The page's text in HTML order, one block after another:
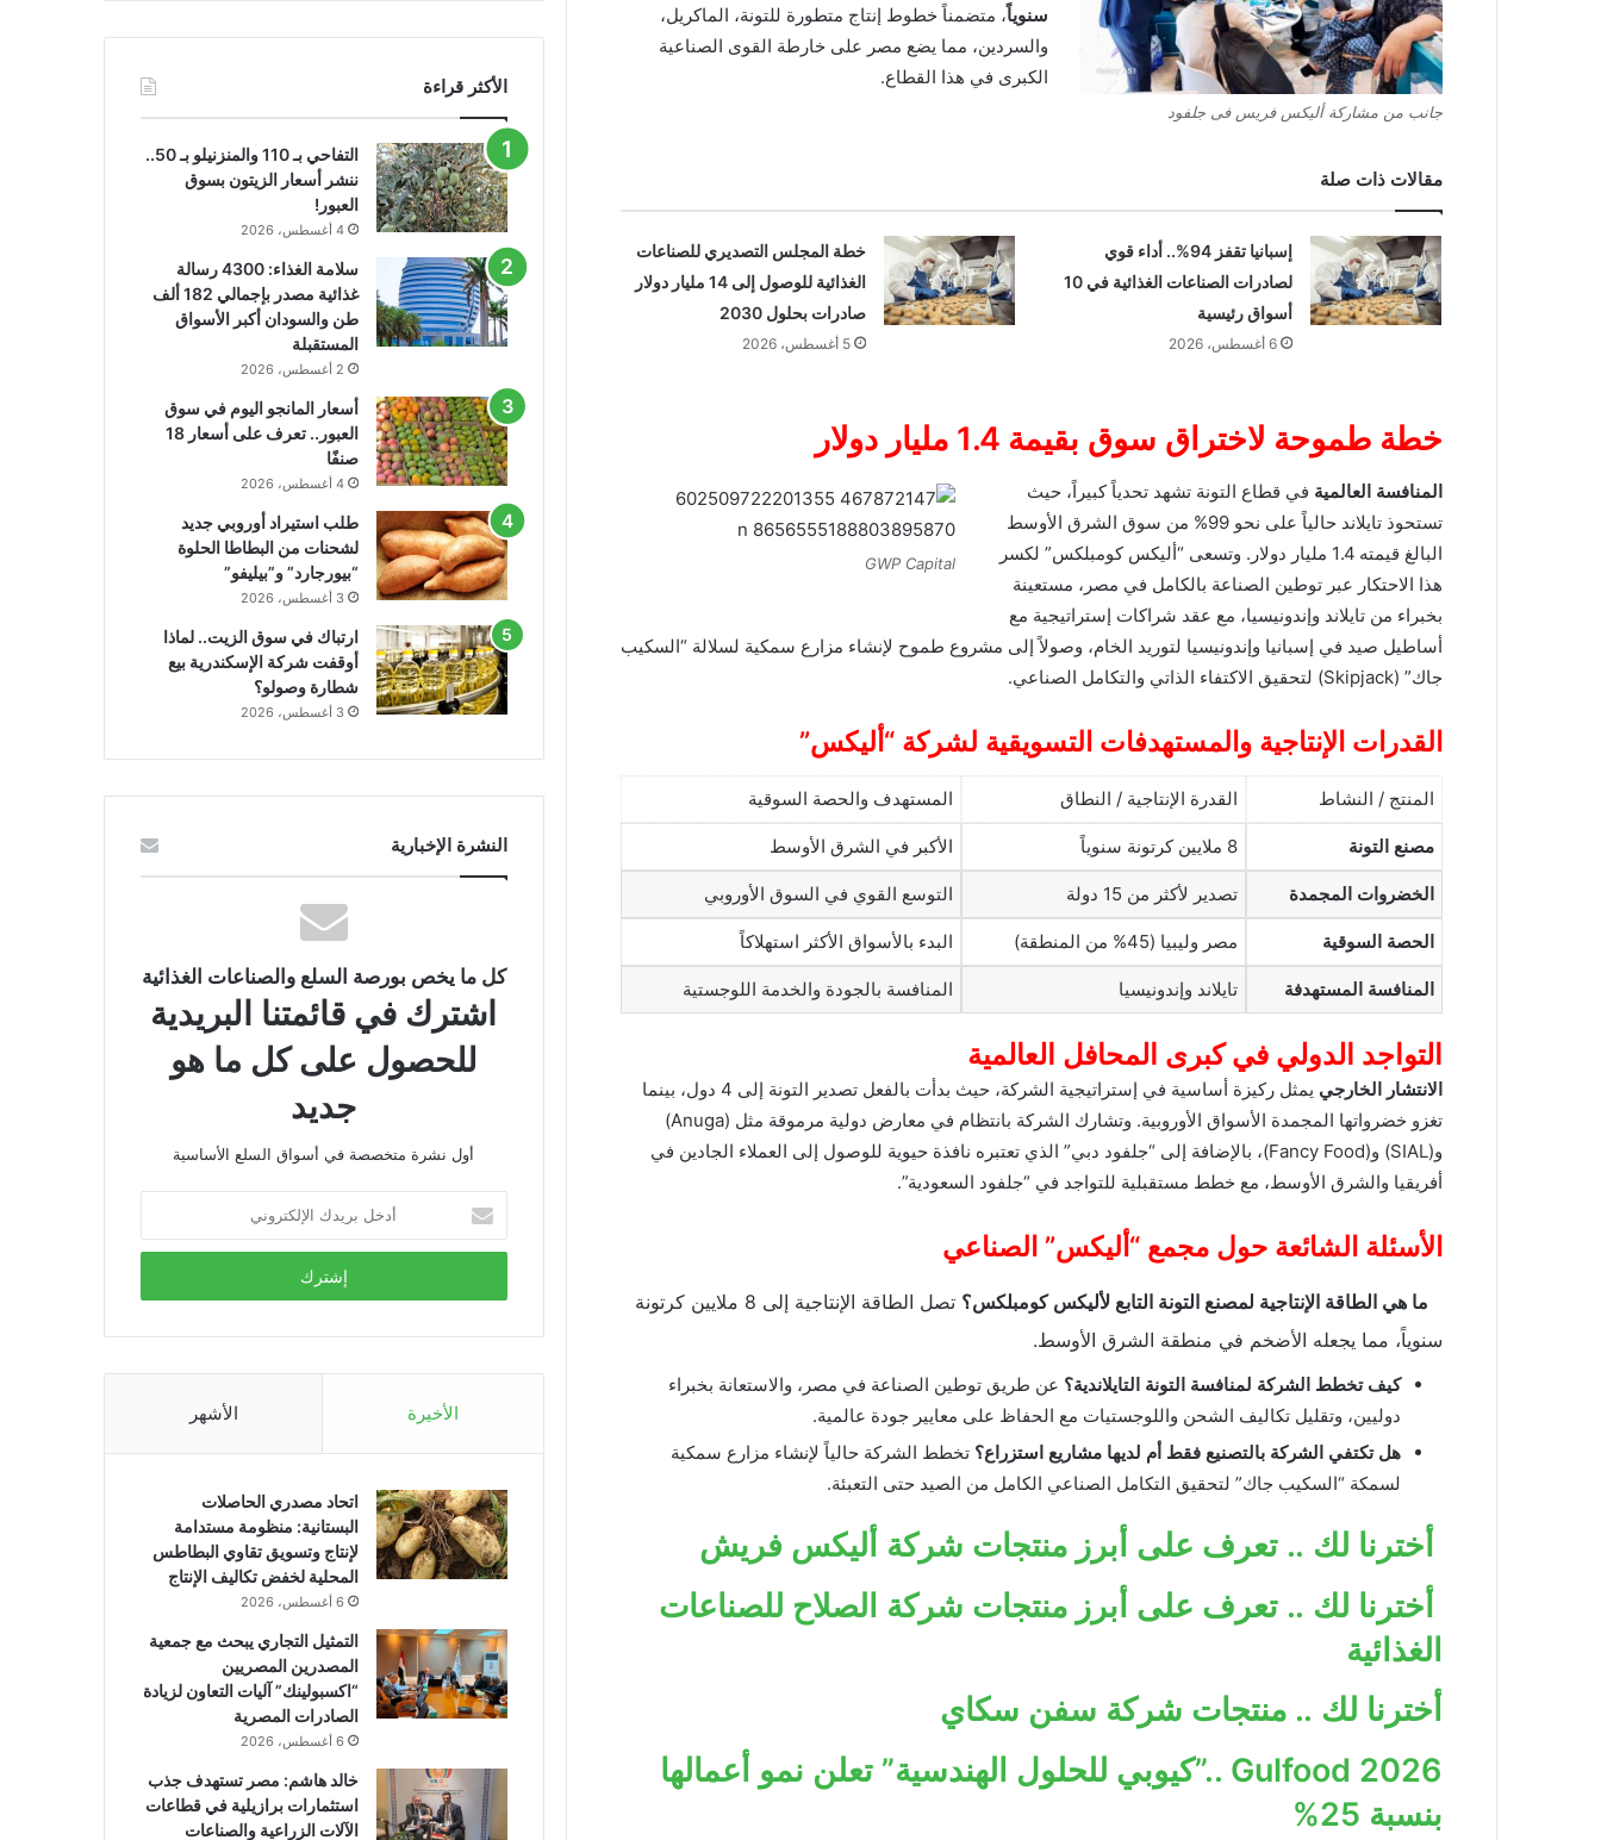
جانب من مشاركة أليكس فريس فى جلفود
سنوياً، متضمناً خطوط إنتاج متطورة للتونة، الماكريل،
والسردين، مما يضع مصر على خارطة القوى الصناعية
الكبرى في هذا القطاع.
مقالات ذات صلة
إسبانيا تقفز 94%.. أداء قوي
لصادرات الصناعات الغذائية في 10
أسواق رئيسية
6 أغسطس، 2026
خطة المجلس التصديري للصناعات
الغذائية للوصول إلى 14 مليار دولار
صادرات بحلول 2030
5 أغسطس، 2026
خطة طموحة لاختراق سوق بقيمة 1.4 مليار دولار
GWP Capital
المنافسة العالمية في قطاع التونة تشهد تحدياً كبيراً، حيث
تستحوذ تايلاند حالياً على نحو 99% من سوق الشرق الأوسط
البالغ قيمته 1.4 مليار دولار. وتسعى “أليكس كومبلكس” لكسر
هذا الاحتكار عبر توطين الصناعة بالكامل في مصر، مستعينة
بخبراء من تايلاند وإندونيسيا، مع عقد شراكات إستراتيجية مع
أساطيل صيد في إسبانيا وإندونيسيا لتوريد الخام، وصولاً إلى مشروع طموح لإنشاء مزارع سمكية لسلالة “السكيب
جاك” (Skipjack) لتحقيق الاكتفاء الذاتي والتكامل الصناعي.
القدرات الإنتاجية والمستهدفات التسويقية لشركة “أليكس”
المنتج / النشاط القدرة الإنتاجية / النطاق المستهدف والحصة السوقية
مصنع التونة 8 ملايين كرتونة سنوياً الأكبر في الشرق الأوسط
الخضروات المجمدة تصدير لأكثر من 15 دولة التوسع القوي في السوق الأوروبي
الحصة السوقية مصر وليبيا (45% من المنطقة) البدء بالأسواق الأكثر استهلاكاً
المنافسة المستهدفة تايلاند وإندونيسيا المنافسة بالجودة والخدمة اللوجستية
التواجد الدولي في كبرى المحافل العالمية
الانتشار الخارجي
يمثل ركيزة أساسية في إستراتيجية الشركة، حيث بدأت بالفعل تصدير التونة إلى 4 دول، بينما
تغزو خضرواتها المجمدة الأسواق الأوروبية. وتشارك الشركة بانتظام في معارض دولية مرموقة مثل (Anuga)
و(SIAL) و(Fancy Food)، بالإضافة إلى “جلفود دبي” الذي تعتبره نافذة حيوية للوصول إلى العملاء الجادين في
أفريقيا والشرق الأوسط، مع خطط مستقبلية للتواجد في “جلفود السعودية”.
الأسئلة الشائعة حول مجمع “أليكس” الصناعي
ما هي الطاقة الإنتاجية لمصنع التونة التابع لأليكس كومبلكس؟
تصل الطاقة الإنتاجية إلى 8 ملايين كرتونة
سنوياً، مما يجعله الأضخم في منطقة الشرق الأوسط.
كيف تخطط الشركة لمنافسة التونة التايلاندية؟ عن طريق توطين الصناعة في مصر، والاستعانة بخبراء
دوليين، وتقليل تكاليف الشحن واللوجستيات مع الحفاظ على معايير جودة عالمية.
هل تكتفي الشركة بالتصنيع فقط أم لديها مشاريع استزراع؟ تخطط الشركة حالياً لإنشاء مزارع سمكية
لسمكة “السكيب جاك” لتحقيق التكامل الصناعي الكامل من الصيد حتى التعبئة.
أخترنا لك .. تعرف على أبرز منتجات شركة أليكس فريش
أخترنا لك .. تعرف على أبرز منتجات شركة الصلاح للصناعات
الغذائية
أخترنا لك .. منتجات شركة سفن سكاي
Gulfood 2026 ..”كيوبي للحلول الهندسية” تعلن نمو أعمالها
بنسبة 25%
الأكثر قراءة
التفاحي بـ 110 والمنزنيلو بـ 50..
ننشر أسعار الزيتون بسوق
العبور!
4 أغسطس، 2026
سلامة الغذاء: 4300 رسالة
غذائية مصدر بإجمالي 182 ألف
طن والسودان أكبر الأسواق
المستقبلة
2 أغسطس، 2026
أسعار المانجو اليوم في سوق
العبور.. تعرف على أسعار 18
صنفًا
4 أغسطس، 2026
طلب استيراد أوروبي جديد
لشحنات من البطاطا الحلوة
“بيورجارد” و”بيليفو”
3 أغسطس، 2026
ارتباك في سوق الزيت.. لماذا
أوقفت شركة الإسكندرية بيع
شطارة وصولو؟
3 أغسطس، 2026
النشرة الإخبارية
كل ما يخص بورصة السلع والصناعات الغذائية
اشترك في قائمتنا البريدية
للحصول على كل ما هو
جديد
أول نشرة متخصصة في أسواق السلع الأساسية
بريدك
الإلكتروني
الأخيرة الأشهر
اتحاد مصدري الحاصلات
البستانية: منظومة مستدامة
لإنتاج وتسويق تقاوي البطاطس
المحلية لخفض تكاليف الإنتاج
6 أغسطس، 2026
التمثيل التجاري يبحث مع جمعية
المصدرين المصريين
“اكسبولينك” آليات التعاون لزيادة
الصادرات المصرية
6 أغسطس، 2026
خالد هاشم: مصر تستهدف جذب
استثمارات برازيلية في قطاعات
الآلات الزراعية والصناعات